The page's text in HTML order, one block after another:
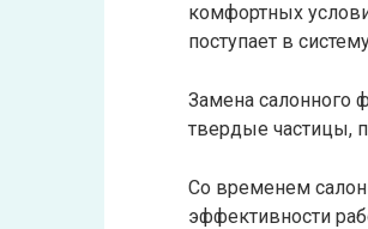
комфортных
поступает в
Замена салонного
твердые частицы,
Со временем
эффективности